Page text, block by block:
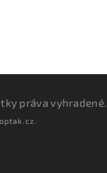
práva vyhradené.